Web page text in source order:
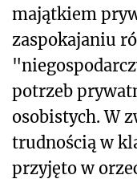
majątkiem
zaspokajaniu
potrzeb
osobistych. W
trudnością w
przyjęto w